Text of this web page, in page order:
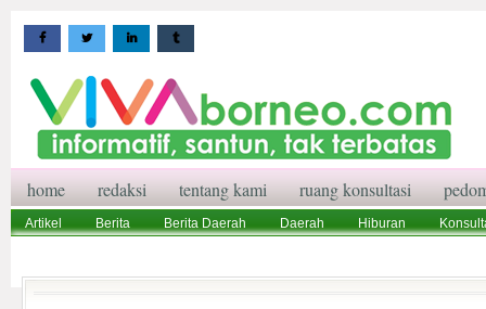
home redaksi tentang kami ruang konsultasi
Artikel Berita Berita Daerah Daerah Hiburan